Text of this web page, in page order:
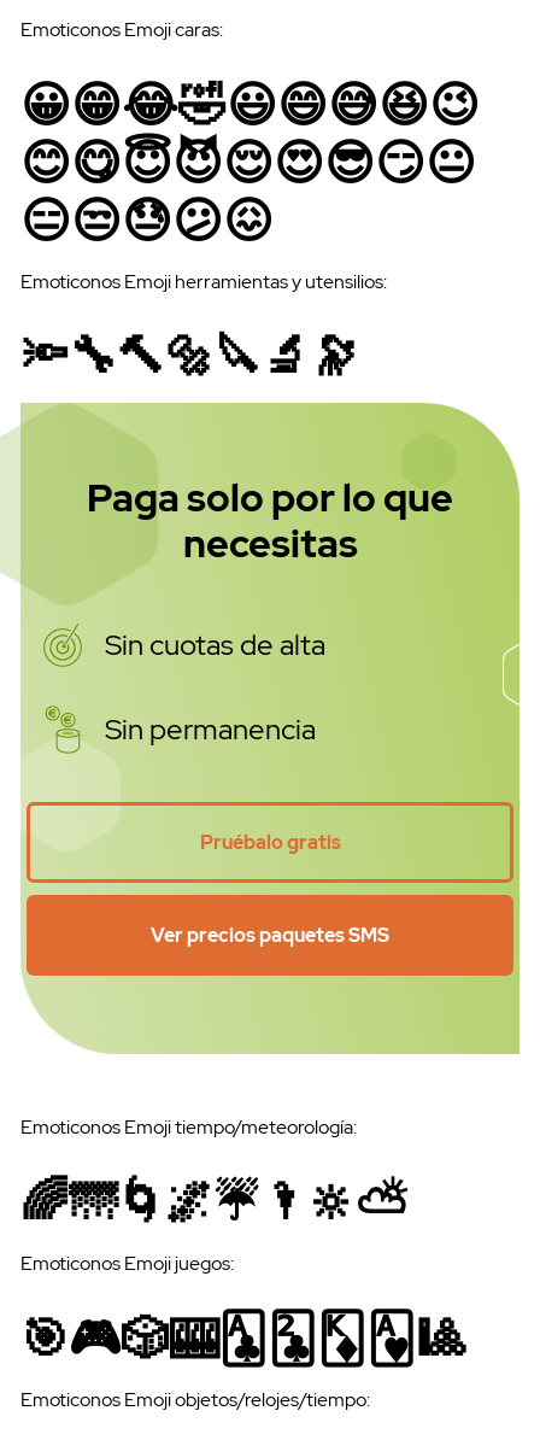
Emoticonos Emoji caras:
😀😁😂🤣😃😄😅😆😉
😊😋😇😈😌😍😎😏😐
😑😒😓😕😖
Emoticonos Emoji herramientas y utensilios:
🔦🔧🔨🔩🔪🔬🔭
Paga solo por lo que
necesitas
Sin cuotas de alta
Sin permanencia
Pruébalo gratis
Ver precios paquetes SMS
Emoticonos Emoji tiempo/meteorología:
🌈🌁🌀🌌☔🌂🔆⛅
Emoticonos Emoji juegos:
🎯🎮🎲🎰🃑🃒🃎🂱🎱
Emoticonos Emoji objetos/relojes/tiempo: